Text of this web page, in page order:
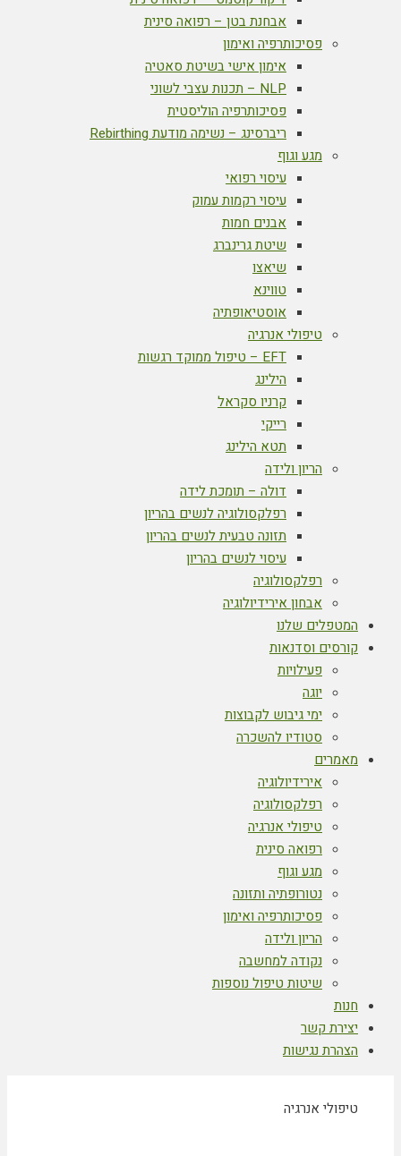
אבחנת בטן – רפואה סינית
פסיכותרפיה ואימון
אימון אישי בשיטת סאטיה
NLP – תכנות עצבי לשוני
פסיכותרפיה הוליסטית
ריברסינג – נשימה מודעת Rebirthing
מגע וגוף
עיסוי רפואי
עיסוי רקמות עמוק
אבנים חמות
שיטת גרינברג
שיאצו
טווינא
אוסטיאופתיה
טיפולי אנרגיה
EFT – טיפול ממוקד רגשות
הילינג
קרניו סקראל
רייקי
תטא הילינג
הריון ולידה
דולה – תומכת לידה
רפלקסולוגיה לנשים בהריון
תזונה טבעית לנשים בהריון
עיסוי לנשים בהריון
רפלקסולוגיה
אבחון אירידיולוגיה
המטפלים שלנו
קורסים וסדנאות
פעילויות
יוגה
ימי גיבוש לקבוצות
סטודיו להשכרה
מאמרים
אירידיולוגיה
רפלקסולוגיה
טיפולי אנרגיה
רפואה סינית
מגע וגוף
נטורופתיה ותזונה
פסיכותרפיה ואימון
הריון ולידה
נקודה למחשבה
שיטות טיפול נוספות
חנות
יצירת קשר
הצהרת נגישות
טיפולי אנרגיה